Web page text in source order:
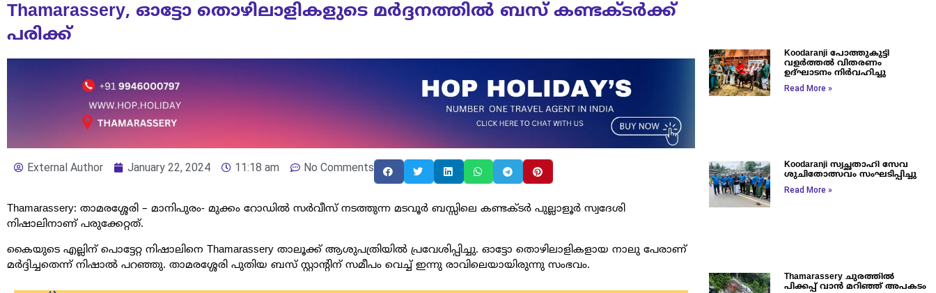
Thamarassery, ഓട്ടോ തൊഴിലാളികളുടെ മർദ്ദനത്തിൽ ബസ് കണ്ടക്ടർക്ക്
പരിക്ക്
External Author January 22, 2024 11:18 am No Comments
Thamarassery: താമരശ്ശേരി – മാനിപുരം- മുക്കം റോഡിൽ സർവീസ് നടത്തുന്ന മടവൂർ ബസ്സിലെ കണ്ടക്ടർ പുല്ലാളൂർ സ്വദേശി
നിഷാലിനാണ് പരുക്കേറ്റത്.
കൈയുടെ എല്ലിന് പൊട്ടേറ്റ നിഷാലിനെ Thamarassery താലൂക്ക് ആശുപത്രിയിൽ പ്രവേശിപ്പിച്ചു. ഓട്ടോ തൊഴിലാളികളായ നാലു പേരാണ്
മർദ്ദിച്ചതെന്ന് നിഷാൽ പറഞ്ഞു. താമരശ്ശേരി പുതിയ ബസ് സ്റ്റാന്റിന് സമീപം വെച്ച് ഇന്നു രാവിലെയായിരുന്നു സംഭവം.
Koodaranji പോത്തുകുട്ടി
വളർത്തൽ വിതരണം
ഉദ്ഘാടനം നിർവഹിച്ചു
Read More »
Koodaranji സ്വച്ഛതാഹി സേവ
ശുചിതോത്സവം സംഘടിപ്പിച്ചു
Read More »
Thamarassery ചുരത്തിൽ
പിക്കപ്പ് വാൻ മറിഞ്ഞ് അപകടം